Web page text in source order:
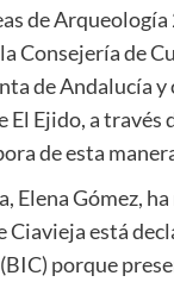
de Arqueología
Consejería de
de Andalucía y
Ejido, a través
de esta
Elena Gómez,
Ciavieja está
porque